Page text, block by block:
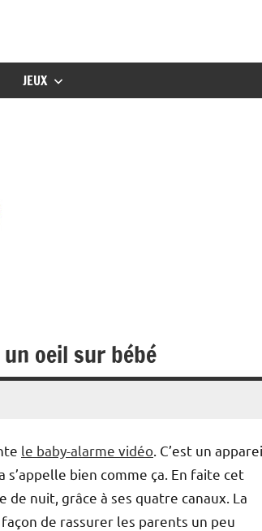
JEUX
oeil sur bébé
le baby-alarme vidéo . C’est un
bien comme ça. En faite cet
nuit, grâce à ses quatre canaux. La
de rassurer les parents un peu